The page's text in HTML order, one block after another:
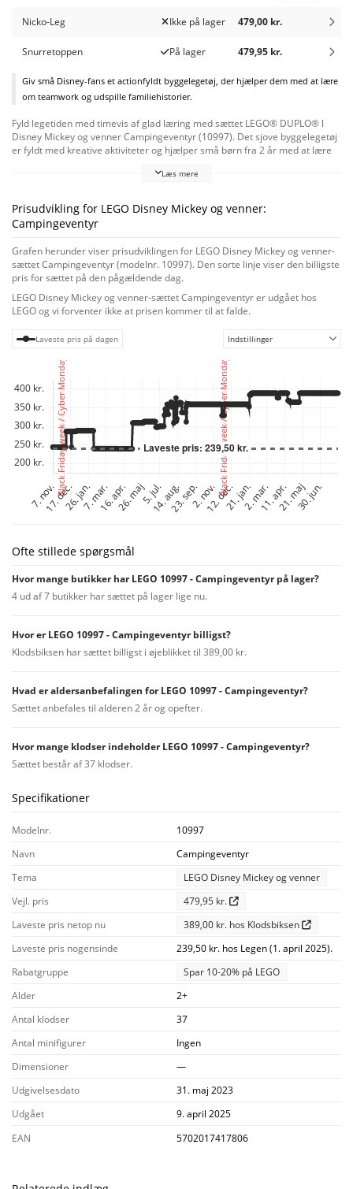
Nicko-Leg Ikke på lager 479,00 kr.
Snurretoppen På lager 479,95 kr.
Giv små Disney-fans et actionfyldt byggelegetøj, der hjælper dem med at lære
om teamwork og udspille familiehistorier.
Fyld legetiden med timevis af glad læring med sættet LEGO® DUPLO® ǀ
Disney Mickey og venner Campingeventyr (10997). Det sjove byggelegetøj
er fyldt med kreative aktiviteter og hjælper små børn fra 2 år med at lære
hendes nevøer på en actionfyldt campingtur. Bygge- og legesæt, der
Små børn kan drage ud på et udendørs eventyr med Andersine And og Rip,
Rap og Rup i en autocamper, der kan køre. De finder et skattekort og sejler
på floden i deres kano, forbi den vakkelvorne bro, hvor en stor sten er tæt
laver et bål og hygger sig i teltet. Børn lærer færdigheder for livet
De mindste udvikler finmotorikken, når de bygger med dette
læringslegetøj. Ved at udspille historier med familietema lærer børn
empati, selvudfoldelse og samarbejde – udviklingsmæssige milepæle, som
forældre kan dele ved at være med i den actionfyldte leg.
Læs mere
Prisudvikling for LEGO Disney Mickey og venner:
Campingeventyr
Grafen herunder viser prisudviklingen for LEGO Disney Mickey og venner-
sættet Campingeventyr (modelnr. 10997). Den sorte linje viser den billigste
pris for sættet på den pågældende dag.
LEGO Disney Mickey og venner-sættet Campingeventyr er udgået hos
LEGO og vi forventer ikke at prisen kommer til at falde.
Laveste pris på dagen Indstillinger
Ofte stillede spørgsmål
Hvor mange butikker har LEGO 10997 - Campingeventyr på lager?
4 ud af 7 butikker har sættet på lager lige nu.
Hvor er LEGO 10997 - Campingeventyr billigst?
Klodsbiksen har sættet billigst i øjeblikket til 389,00 kr.
Hvad er aldersanbefalingen for LEGO 10997 - Campingeventyr?
Sættet anbefales til alderen 2 år og opefter.
Hvor mange klodser indeholder LEGO 10997 - Campingeventyr?
Sættet består af 37 klodser.
Specifikationer
Modelnr.
10997
Navn
Campingeventyr
Tema
LEGO Disney Mickey og venner
Vejl. pris
479,95 kr.
Laveste pris netop nu
389,00 kr. hos Klodsbiksen
Laveste pris nogensinde
239,50 kr. hos Legen (1. april 2025).
Rabatgruppe
Spar 10-20% på LEGO
Alder
2+
Antal klodser
37
Antal minifigurer
Ingen
Dimensioner
—
Udgivelsesdato
31. maj 2023
Udgået
9. april 2025
EAN
5702017417806